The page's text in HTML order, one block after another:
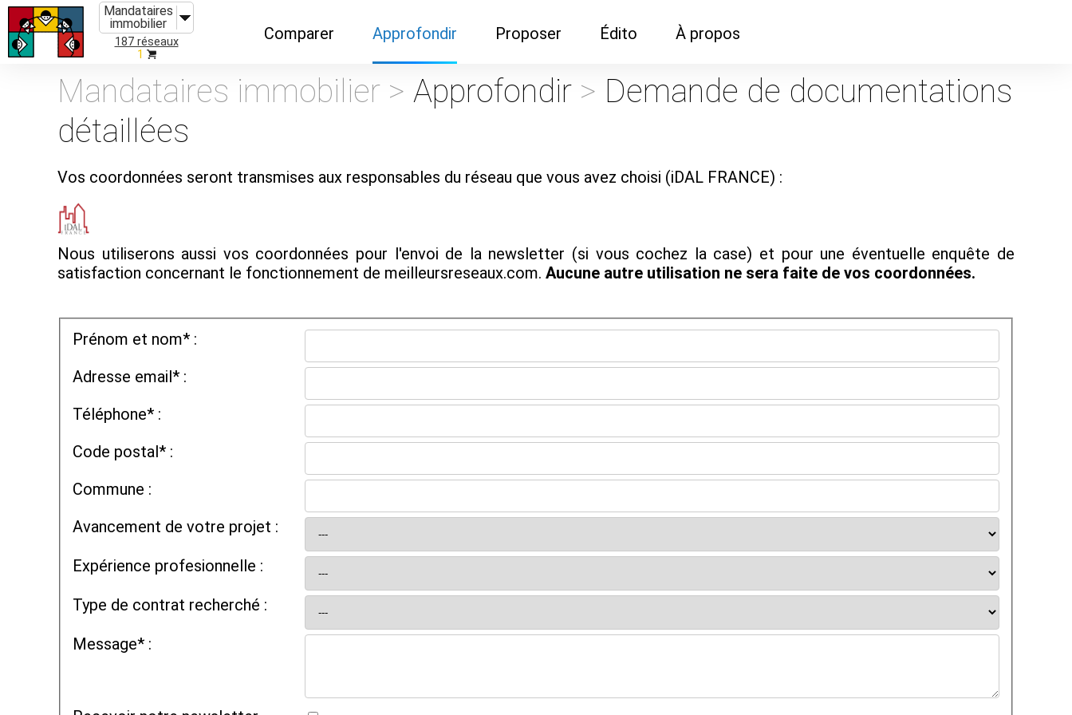
Mandataires
immobilier
187 réseaux
1
Comparer
Caractéristiques
Recommandations
Approfondir
Demandes de
documentation
Cercles inter-agences
Proposer
Recommander son réseau
Édito
Newsletter
Café du commerce
À propos
Nous contacter
Mandataires immobilier > Approfondir > Demande de documentations
détaillées
Vos coordonnées seront transmises aux responsables du réseau que vous avez choisi (iDAL FRANCE) :
Nous utiliserons aussi vos coordonnées pour l'envoi de la newsletter (si vous cochez la case) et pour une éventuelle enquête de
satisfaction concernant le fonctionnement de meilleursreseaux.com. Aucune autre utilisation ne sera faite de vos coordonnées.
Prénom et nom* :
Adresse email* :
Téléphone* :
Code postal* :
Commune :
Avancement de votre projet :
Expérience profesionnelle :
Type de contrat recherché :
Message* :